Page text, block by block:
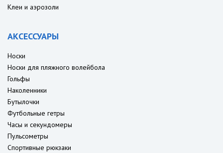
Клеи и аэрозоли
АКСЕССУАРЫ
Носки
Носки для пляжного волейбола
Гольфы
Наколенники
Бутылочки
Футбольные гетры
Часы и секундомеры
Пульсометры
Спортивные рюкзаки